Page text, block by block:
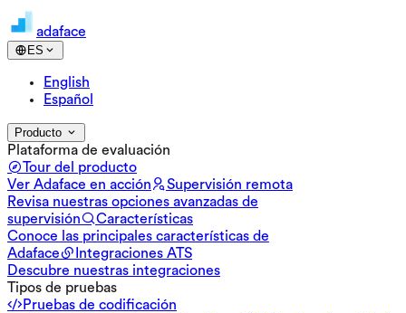
adaface
ES
English
Español
Producto
Plataforma de evaluación
Tour del producto
Ver Adaface en acción
Supervisión remota
Revisa nuestras opciones avanzadas de
supervisión
Características
Conoce las principales características de
Adaface
Integraciones ATS
Descubre nuestras integraciones
Tipos de pruebas
Pruebas de codificación